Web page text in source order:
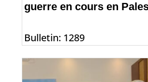
guerre en cours en
Bulletin: 1289